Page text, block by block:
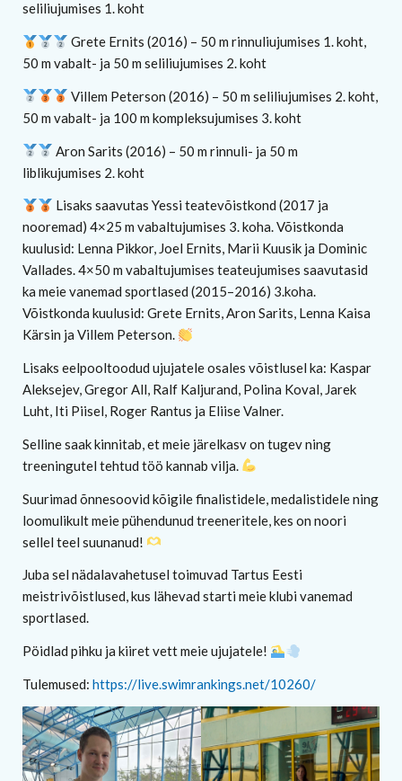
seliliujumises 1. koht
Grete Ernits (2016) – 50 m rinnuliujumises 1. koht,
50 m vabalt- ja 50 m seliliujumises 2. koht
Villem Peterson (2016) – 50 m seliliujumises 2. koht,
50 m vabalt- ja 100 m kompleksujumises 3. koht
Aron Sarits (2016) – 50 m rinnuli- ja 50 m
liblikujumises 2. koht
Lisaks saavutas Yessi teatevõistkond (2017 ja
nooremad) 4×25 m vabaltujumises 3. koha. Võistkonda
kuulusid: Lenna Pikkor, Joel Ernits, Marii Kuusik ja Dominic
Vallades. 4×50 m vabaltujumises teateujumises saavutasid
ka meie vanemad sportlased (2015–2016) 3.koha.
Võistkonda kuulusid: Grete Ernits, Aron Sarits, Lenna Kaisa
Kärsin ja Villem Peterson.
Lisaks eelpooltoodud ujujatele osales võistlusel ka: Kaspar
Aleksejev, Gregor All, Ralf Kaljurand, Polina Koval, Jarek
Luht, Iti Piisel, Roger Rantus ja Eliise Valner.
Selline saak kinnitab, et meie järelkasv on tugev ning
treeningutel tehtud töö kannab vilja.
Suurimad õnnesoovid kõigile finalistidele, medalistidele ning
loomulikult meie pühendunud treeneritele, kes on noori
sellel teel suunanud!
Juba sel nädalavahetusel toimuvad Tartus Eesti
meistrivõistlused, kus lähevad starti meie klubi vanemad
sportlased.
Pöidlad pihku ja kiiret vett meie ujujatele!
Tulemused: https://live.swimrankings.net/10260/